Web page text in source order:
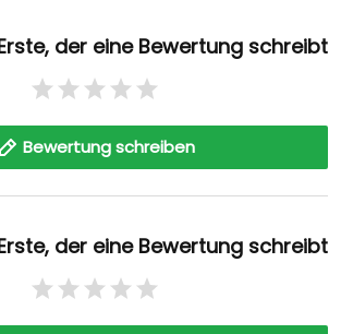
der eine Bewertung schreibt
Bewertung schreiben
der eine Bewertung schreibt